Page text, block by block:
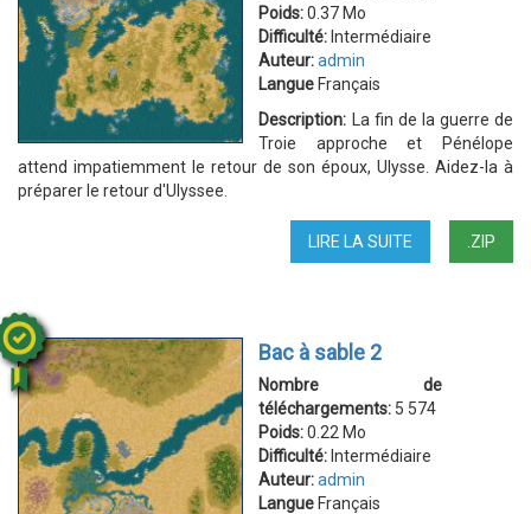
Poids:0.37 Mo
Difficulté: Intermédiaire
Auteur:admin
Langue Français
Description:
La fin de la guerre de
Troie approche et Pénélope
attend impatiemment le retour de son époux, Ulysse. Aidez-la à
préparer le retour d'Ulyssee.
.ZIP
LIRE LA SUITE
L'ODYSSÉE
Bac à sable 2
Nombre de
téléchargements: 5 574
Poids:0.22 Mo
Difficulté: Intermédiaire
Auteur:admin
Langue Français